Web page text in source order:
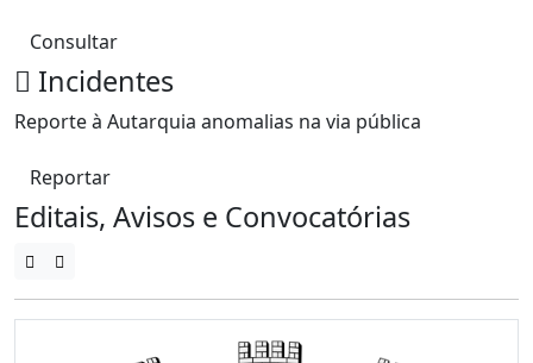
Consultar
Incidentes
Reporte à Autarquia anomalias na via pública
Reportar
Editais, Avisos e Convocatórias